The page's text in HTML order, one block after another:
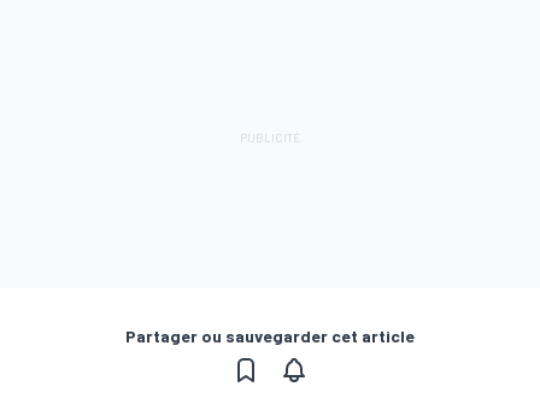
Partager ou sauvegarder cet article